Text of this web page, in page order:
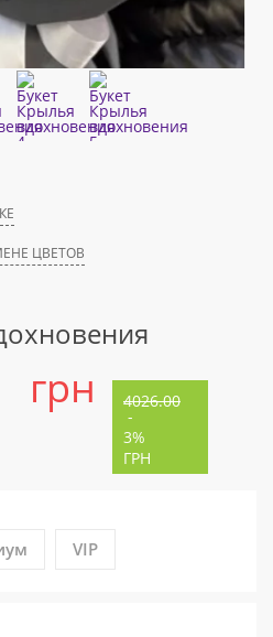
ЦВЕТОВ
грн 4026.00
-
3%
ГРН
VIP